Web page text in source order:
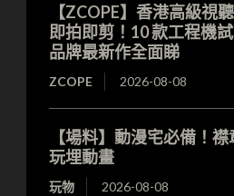
【ZCOPE】香港高級視
即拍即剪！10 款工程機
品牌最新作全面睇
ZCOPE 2026-08-08
【場料】動漫宅必備！
玩埋動畫
玩物 2026-08-08